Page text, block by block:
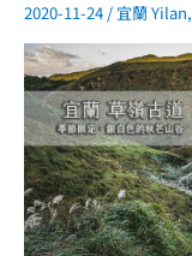
2020-11-24 / 宜蘭 Yilan,